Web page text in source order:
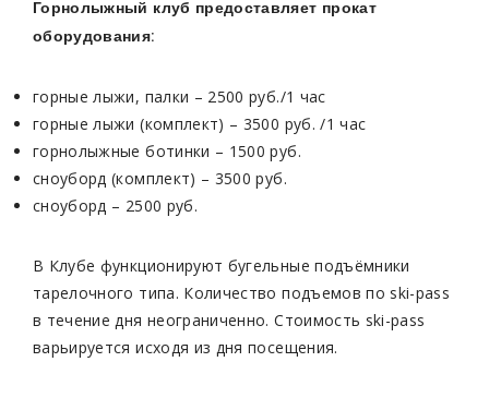
Горнолыжный клуб предоставляет прокат
оборудования:
горные лыжи, палки – 2500 руб./1 час
горные лыжи (комплект) – 3500 руб. /1 час
горнолыжные ботинки – 1500 руб.
сноуборд (комплект) – 3500 руб.
сноуборд – 2500 руб.
В Клубе функционируют бугельные подъёмники
тарелочного типа. Количество подъемов по ski-pass
в течение дня неограниченно. Стоимость ski-pass
варьируется исходя из дня посещения.